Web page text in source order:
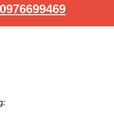
0976699469